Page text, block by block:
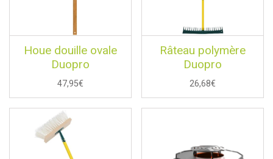
Houe douille ovale
Duopro
47,95€
Râteau polymère
Duopro
26,68€